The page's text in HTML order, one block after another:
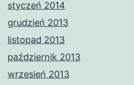
styczeń 2014
grudzień 2013
listopad 2013
październik 2013
wrzesień 2013